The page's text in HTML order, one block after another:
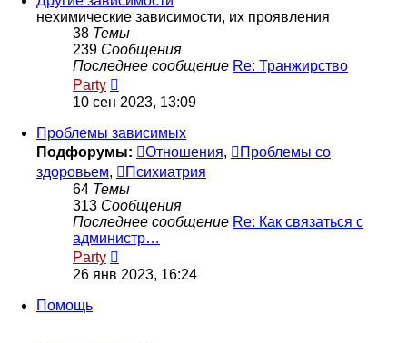
нехимические зависимости, их проявления
38 Темы
239 Сообщения
Последнее сообщение Re: Транжирство
Party
к
последнему
сообщению
10 сен 2023, 13:09
Проблемы зависимых
Подфорумы:
Отношения,
Проблемы со
здоровьем,
Психиатрия
64 Темы
313 Сообщения
Последнее сообщение Re: Как связаться с
администр…
Party
к
последнему
26 янв 2023, 16:24
Помощь